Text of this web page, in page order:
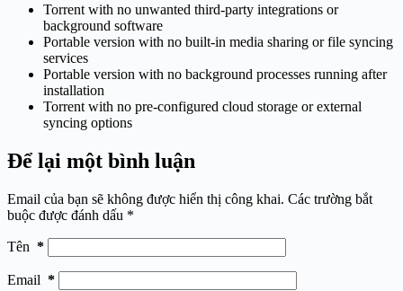
Torrent with no unwanted third-party integrations or
background software
Portable version with no built-in media sharing or file syncing
services
Portable version with no background processes running after
installation
Torrent with no pre-configured cloud storage or external
syncing options
Để lại một bình luận
Email của bạn sẽ không được hiển thị công khai. Các trường bắt
buộc được đánh dấu *
Tên *
Email *